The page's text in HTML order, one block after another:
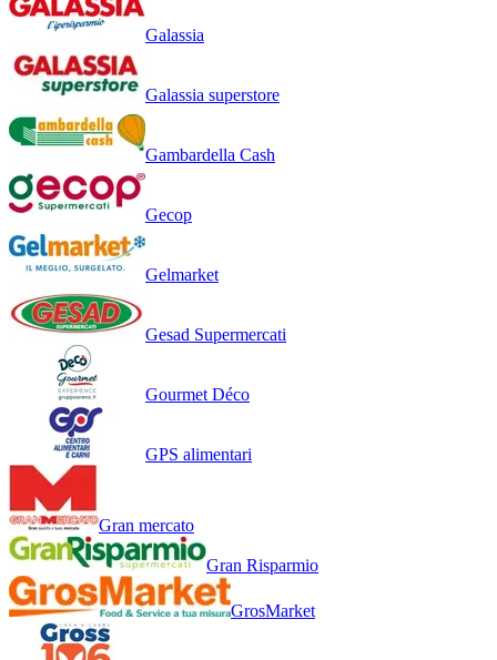
Galassia
Galassia superstore
Gambardella Cash
Gecop
Gelmarket
Gesad Supermercati
Gourmet Déco
GPS alimentari
Gran mercato
Gran Risparmio
GrosMarket